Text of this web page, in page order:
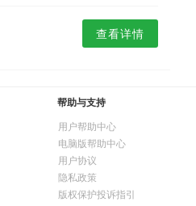
查看详情
帮助与支持
用户帮助中心
电脑版帮助中心
用户协议
隐私政策
版权保护投诉指引